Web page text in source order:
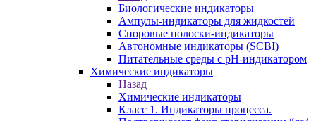
Биологические индикаторы
Ампулы-индикаторы для жидкостей
Споровые полоски-индикаторы
Автономные индикаторы (SCBI)
Питательные среды с рН-индикатором
Химические индикаторы
Назад
Химические индикаторы
Класс 1. Индикаторы процесса.